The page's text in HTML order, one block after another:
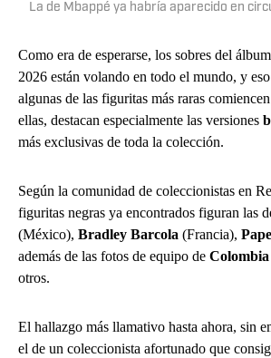
La de Mbappé ya habría aparecido en
Como era de esperarse, los sobres del
2026 están volando en todo el mundo, y
algunas de las figuritas más raras
ellas, destacan especialmente las versiones
más exclusivas de toda la colección.
Según la comunidad de coleccionistas en
figuritas negras ya encontrados figuran las
(México), Bradley Barcola (Francia),
además de las fotos de equipo de Colombia
otros.
El hallazgo más llamativo hasta ahora, sin
el de un coleccionista afortunado que